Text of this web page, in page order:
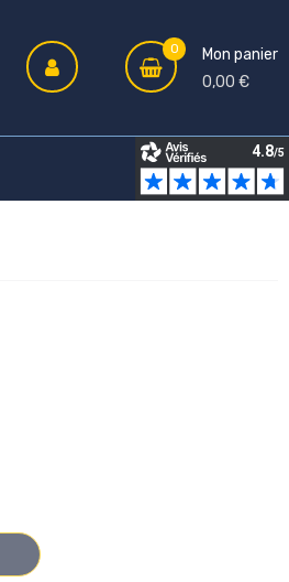
0
Mon panier
0,00 €